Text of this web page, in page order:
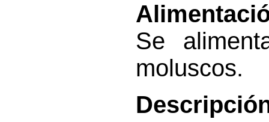
Se
moluscos.